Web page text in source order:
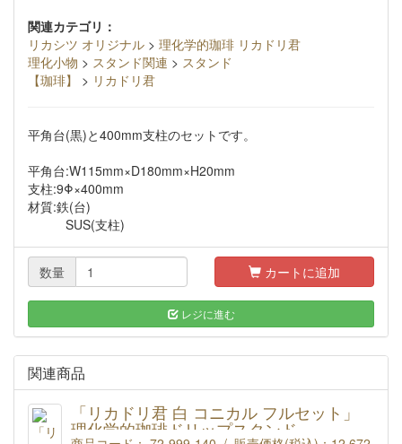
関連カテゴリ：
リカシツ オリジナル > 理化学的珈琲 リカドリ君
理化小物 > スタンド関連 > スタンド
【珈琲】
> リカドリ君
平角台(黒)と400mm支柱のセットです。
平角台:W115mm×D180mm×H20mm
支柱:9Φ×400mm
材質:鉄(台)
SUS(支柱)
数量 カートに追加
レジに進む
関連商品
「リカドリ君 白 コニカル フルセット」
理化学的珈琲ドリップスタンド